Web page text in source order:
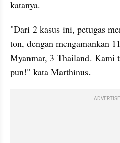
katanya.
"Dari 2 kasus ini, petugas
ton, dengan mengamankan
Myanmar, 3 Thailand. Kami
pun!" kata Marthinus.